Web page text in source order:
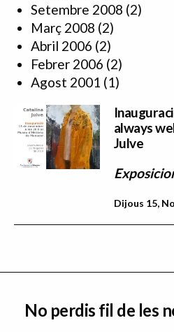
Setembre 2008 (2)
Març 2008 (2)
Abril 2006 (2)
Febrer 2006 (2)
Agost 2001 (1)
always
Julve
Dijous 15,
No perdis fil de les